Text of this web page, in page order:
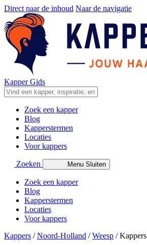
Direct naar de inhoud Naar de navigatie
Kapper Gids
Zoek een kapper
Blog
Kapperstermen
Locaties
Voor kappers
Zoeken Menu Sluiten
Zoek een kapper
Blog
Kapperstermen
Locaties
Voor kappers
Kappers /Noord-Holland /Weesp /Kappers